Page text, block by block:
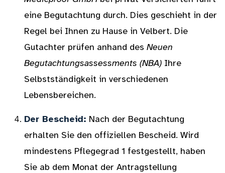
eine Begutachtung durch. Dies geschieht in der
Regel bei Ihnen zu Hause in Velbert. Die
Gutachter prüfen anhand des Neuen
Begutachtungsassessments (NBA) Ihre
Selbstständigkeit in verschiedenen
Lebensbereichen.
Der Bescheid: Nach der Begutachtung
erhalten Sie den offiziellen Bescheid. Wird
mindestens Pflegegrad 1 festgestellt, haben
Sie ab dem Monat der Antragstellung